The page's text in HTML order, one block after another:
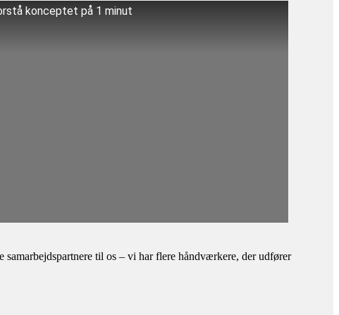
konceptet på 1 minut
til os – vi har flere håndværkere, der udfører